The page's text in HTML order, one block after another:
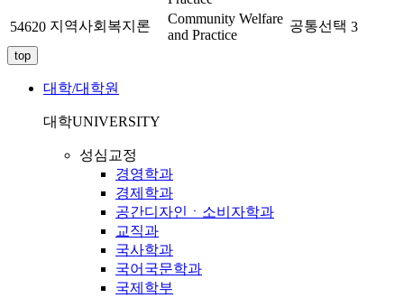
54620 지역사회복지론
Community Welfare
and Practice
공통선택 3
top
대학/대학원
대학UNIVERSITY
성심교정
경영학과
경제학과
공간디자인ㆍ소비자학과
교직과
국사학과
국어국문학과
국제학부